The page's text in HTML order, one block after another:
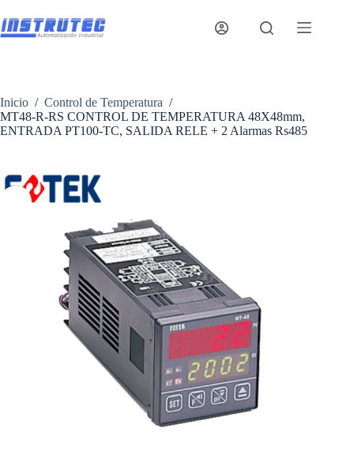
al
contenido
Inicio / Control de Temperatura /
MT48-R-RS CONTROL DE TEMPERATURA 48X48mm,
ENTRADA PT100-TC, SALIDA RELE + 2 Alarmas Rs485